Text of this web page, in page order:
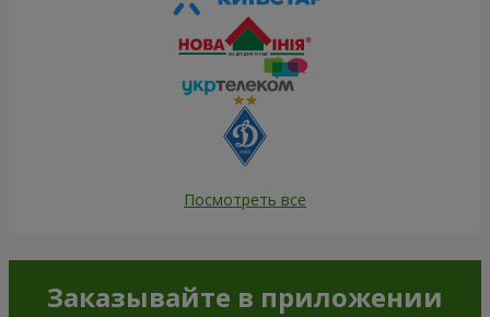
Посмотреть все
Заказывайте в приложении